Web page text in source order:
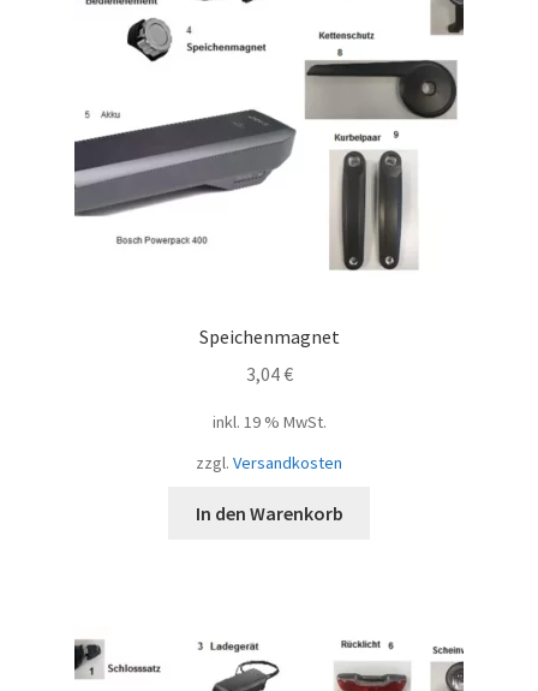
Speichenmagnet
3,04€
inkl. 19 % MwSt.
zzgl. Versandkosten
In den Warenkorb